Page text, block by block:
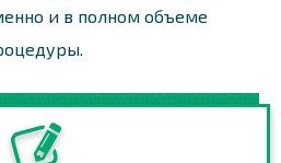
и в полном объеме